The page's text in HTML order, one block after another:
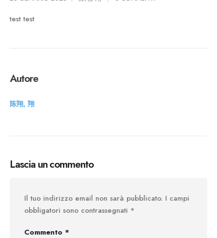
test test
Autore
陈翔, 翔
Lascia un commento
Il tuo indirizzo email non sarà pubblicato. I campi
obbligatori sono contrassegnati *
Commento *